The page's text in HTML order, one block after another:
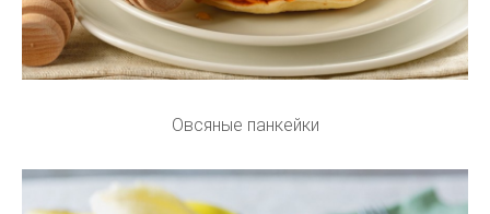
Овсяные панкейки